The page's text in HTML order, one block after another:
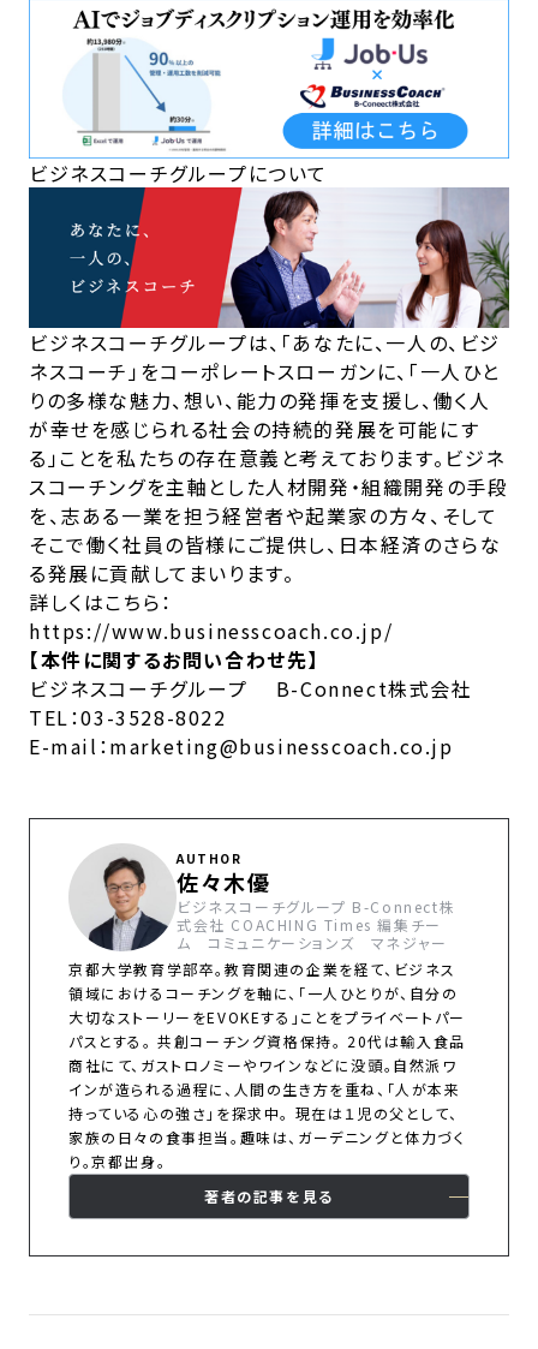
ビジネスコーチグループについて
ビジネスコーチグループは、「あなたに、一人の、ビジ
ネスコーチ」をコーポレートスローガンに、「一人ひと
りの多様な魅力、想い、能力の発揮を支援し、働く人
が幸せを感じられる社会の持続的発展を可能にす
る」ことを私たちの存在意義と考えております。ビジネ
スコーチングを主軸とした人材開発・組織開発の手段
を、志ある一業を担う経営者や起業家の方々、そして
そこで働く社員の皆様にご提供し、日本経済のさらな
る発展に貢献してまいります。
詳しくはこちら：
https://www.businesscoach.co.jp/
【本件に関するお問い合わせ先】
ビジネスコーチグループ B-Connect株式会社
TEL：03-3528-8022
E-mail：marketing@businesscoach.co.jp
AUTHOR
佐々木優
ビジネスコーチグループ B-Connect株
式会社 COACHING Times 編集チー
ム コミュニケーションズ マネジャー
京都大学教育学部卒。教育関連の企業を経て、ビジネス
領域におけるコーチングを軸に、「一人ひとりが、自分の
大切なストーリーをEVOKEする」ことをプライベートパー
パスとする。 共創コーチング資格保持。 20代は輸入食品
商社にて、ガストロノミーやワインなどに没頭。自然派ワ
インが造られる過程に、人間の生き方を重ね、「人が本来
持っている心の強さ」を探求中。 現在は１児の父として、
家族の日々の食事担当。趣味は、ガーデニングと体力づく
り。京都出身。
著者の記事を見る